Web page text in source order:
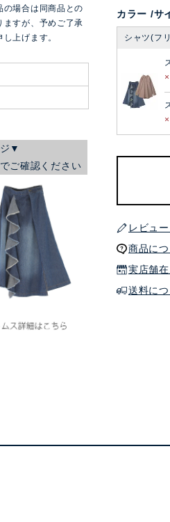
カラー サ
シャツ(フ
レビュ
商品に
実店舗
送料に
場合は同商品との
ますが、予めご了承
上げます。
▼
ご確認ください